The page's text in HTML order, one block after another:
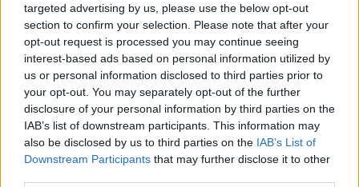
targeted advertising by us, please use the below opt-out
section to confirm your selection. Please note that after your
opt-out request is processed you may continue seeing
interest-based ads based on personal information utilized by
us or personal information disclosed to third parties prior to
your opt-out. You may separately opt-out of the further
disclosure of your personal information by third parties on the
IAB’s list of downstream participants. This information may
also be disclosed by us to third parties on the IAB’s List of
Downstream Participants that may further disclose it to other
Ημ/νία Διεξαγωγής 1: 04/11/2023 έως
04/11/2023
Τόπος Εκπαιδευσης 1: Χορτιάτης
Τόπος Εκπαίδευσης 2
Μέθοδος Υλοποίησης: Δια ζώσης ομάδα
Ημ/νια Λήξης Αιτήσεων Συμμετοχής:
24/10/2023
Αρχηγός Δράσης ή Εκπαίδευσης:
Παπαδόπουλος Σταύρος
Κόστος Συμμετοχής: 10 €